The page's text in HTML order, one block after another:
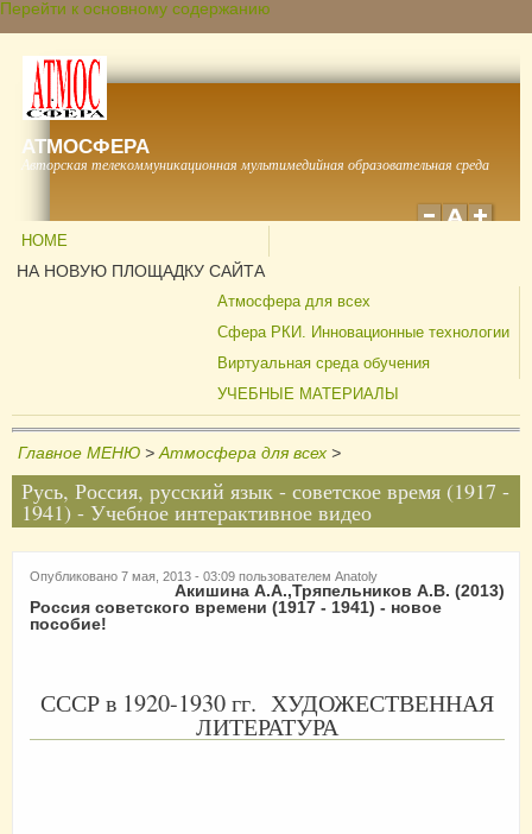
Перейти к основному содержанию
АТМОСФЕРА
Авторская телекоммуникационная мультимедийная образовательная среда
HOME
НА НОВУЮ ПЛОЩАДКУ САЙТА
Атмосфера для всех
Сфера РКИ. Инновационные технологии
Виртуальная среда обучения
УЧЕБНЫЕ МАТЕРИАЛЫ
Главное МЕНЮ > Атмосфера для всех >
Русь, Россия, русский язык - советское время (1917 -
1941) - Учебное интерактивное видео
Опубликовано 7 мая, 2013 - 03:09 пользователем Anatoly
Акишина А.А.,Тряпельников А.В. (2013)
Россия советского времени (1917 - 1941) - новое
пособие!
СССР в 1920-1930 гг. ХУДОЖЕСТВЕННАЯ
ЛИТЕРАТУРА